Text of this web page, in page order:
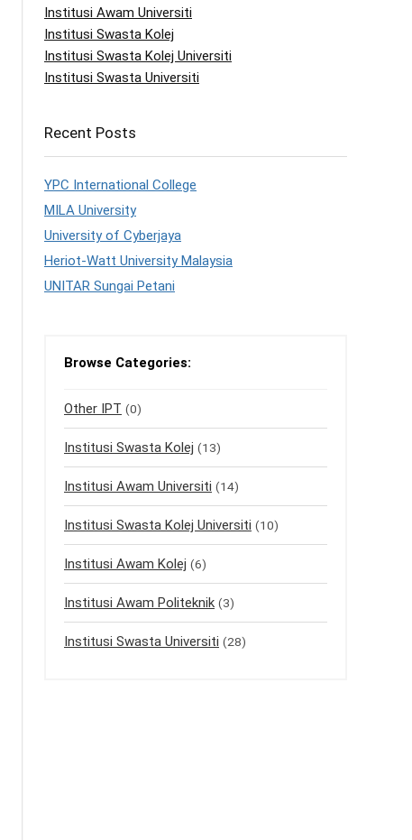
Institusi Awam Universiti
Institusi Swasta Kolej
Institusi Swasta Kolej Universiti
Institusi Swasta Universiti
Recent Posts
YPC International College
MILA University
University of Cyberjaya
Heriot-Watt University Malaysia
UNITAR Sungai Petani
Browse Categories:
Other IPT (0)
Institusi Swasta Kolej (13)
Institusi Awam Universiti (14)
Institusi Swasta Kolej Universiti (10)
Institusi Awam Kolej (6)
Institusi Awam Politeknik (3)
Institusi Swasta Universiti (28)